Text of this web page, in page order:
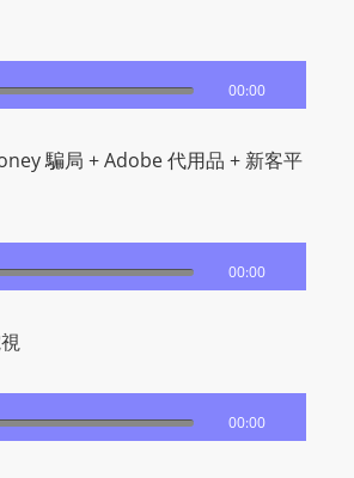
00:00
騙局 + Adobe 代用品 + 新客平
00:00
00:00